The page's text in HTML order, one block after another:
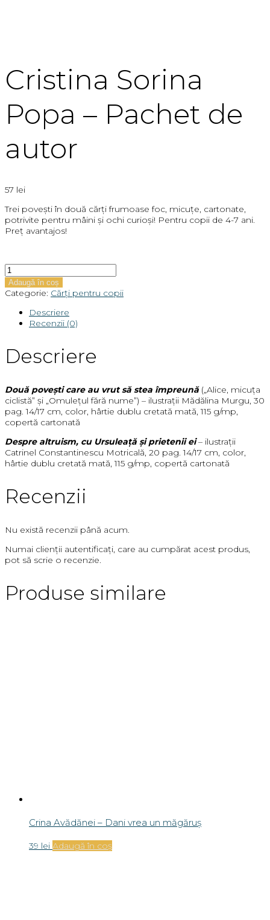
Cristina Sorina
Popa – Pachet de
autor
57 lei
Trei povești în două cărți frumoase foc, micuțe, cartonate,
potrivite pentru mâini și ochi curioși! Pentru copii de 4-7 ani.
Preț avantajos!
Cantitate
Cristina
Sorina
Popa
Pachet
Adaugă în coș
Categorie: Cărți pentru copii
Descriere
Recenzii (0)
Descriere
Două povești care au vrut să stea împreună(„Alice, micuța
ciclistă” și „Omulețul fără nume”) – ilustrații Mădălina Murgu, 30
pag. 14/17 cm, color, hârtie dublu cretată mată, 115 g/mp,
copertă cartonată
Despre altruism, cu Ursuleață și prietenii ei– ilustrații
Catrinel Constantinescu Motricală, 20 pag. 14/17 cm, color,
hârtie dublu cretată mată, 115 g/mp, copertă cartonată
Recenzii
Nu există recenzii până acum.
Numai clienții autentificați, care au cumpărat acest produs,
pot să scrie o recenzie.
Produse similare
Crina Avădănei – Dani vrea un măgăruș
39 lei Adaugă în coș